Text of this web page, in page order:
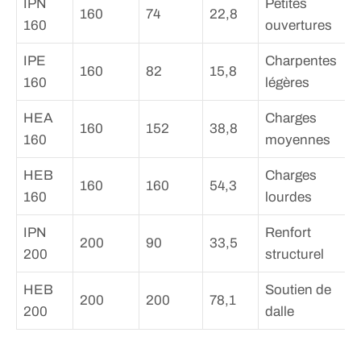
IPN
160
160 74 22,8
Petites
ouvertures
IPE
160
160 82 15,8
Charpentes
légères
HEA
160
160 152 38,8
Charges
moyennes
HEB
160
160 160 54,3
Charges
lourdes
IPN
200
200 90 33,5
Renfort
structurel
HEB
200
200 200 78,1
Soutien de
dalle